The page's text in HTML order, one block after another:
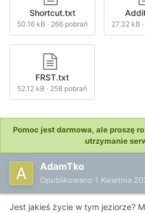
Shortcut.txt
50.16 kB · 266 pobrań 27.32 kB ·
FRST.txt
52.12 kB · 258 pobrań
Pomoc jest darmowa, ale proszę
utrzymanie
AdamTko
Opublikowano 1 Kwietnia
Jest jakieś życie w tym jeziorze?